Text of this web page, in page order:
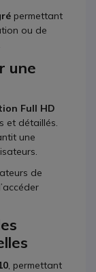
permettant
ou de
une
Full HD
et détaillés.
une
de
, permettant